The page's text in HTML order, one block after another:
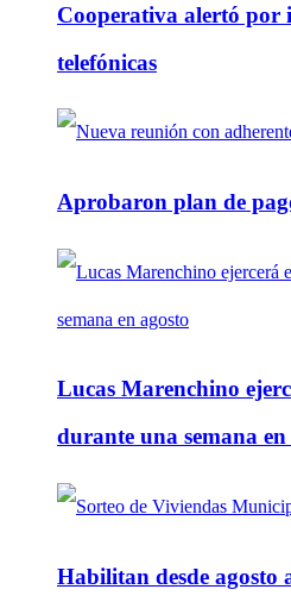
Cooperativa alertó por
telefónicas
Aprobaron plan de
Lucas Marenchino
durante una semana en
Habilitan desde agosto